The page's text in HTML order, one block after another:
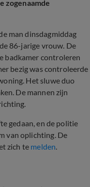
zogenaamde
man dinsdagmiddag
86-jarige vrouw. De
badkamer controleren
bezig was controleerde
Het sluwe duo
De mannen zijn
gedaan, en de politie
van oplichting. De
zich te melden.